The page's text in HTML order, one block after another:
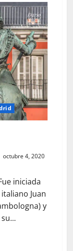
octubre 4, 2020
iniciada
Juan
y